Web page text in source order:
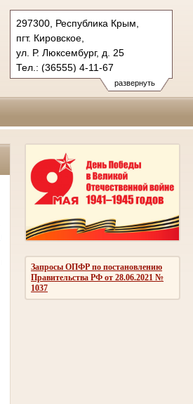
развернуть
297300, Республика Крым,
пгт. Кировское,
ул. Р. Люксембург, д. 25
Тел.: (36555) 4-11-67
kirovskiy.krm@sudrf.ru
Запросы ОПФР по постановлению
Правительства РФ от 28.06.2021 №
1037